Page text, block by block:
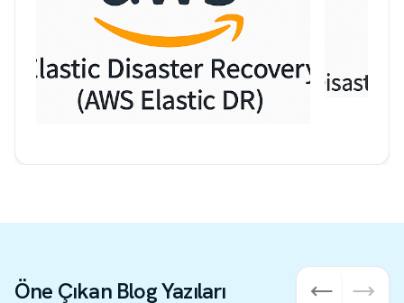
Öne Çıkan Blog Yazıları